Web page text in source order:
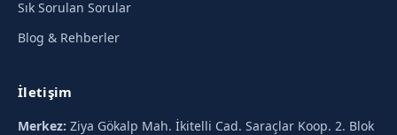
Sık Sorulan Sorular
Blog & Rehberler
İletişim
Merkez: Ziya Gökalp Mah. İkitelli Cad. Saraçlar Koop. 2. Blok